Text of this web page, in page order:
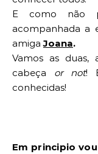
E como não
acompanhada a
amigaJoana.
Vamos as duas,
cabeça or not!
conhecidas!
Em principio